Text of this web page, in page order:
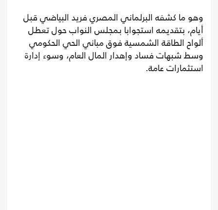
وهو ما كشفه البرلماني المصري فريد البياضي قبل
أيام، بتقديمه استجوابا بمجلس النواب حول تعطل
ألواح الطاقة الشمسية فوق مباني الحي الحكومي
وسط شبهات فساد وإهدار المال العام، وسوء إدارة
استثمارات عامة.